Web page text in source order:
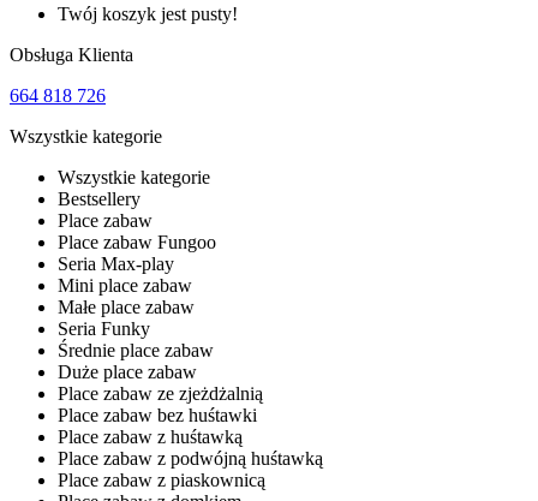
Twój koszyk jest pusty!
Obsługa Klienta
664 818 726
Wszystkie kategorie
Wszystkie kategorie
Bestsellery
Place zabaw
Place zabaw Fungoo
Seria Max-play
Mini place zabaw
Małe place zabaw
Seria Funky
Średnie place zabaw
Duże place zabaw
Place zabaw ze zjeżdżalnią
Place zabaw bez huśtawki
Place zabaw z huśtawką
Place zabaw z podwójną huśtawką
Place zabaw z piaskownicą